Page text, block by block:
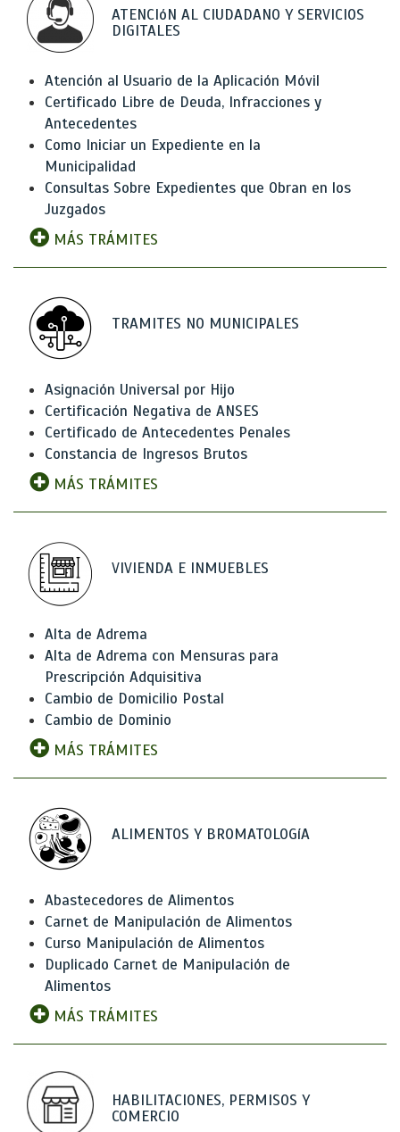
ATENCIóN AL CIUDADANO Y SERVICIOS
DIGITALES
Atención al Usuario de la Aplicación Móvil
Certificado Libre de Deuda, Infracciones y
Antecedentes
Como Iniciar un Expediente en la
Municipalidad
Consultas Sobre Expedientes que Obran en los
Juzgados
MÁS TRÁMITES
TRAMITES NO MUNICIPALES
Asignación Universal por Hijo
Certificación Negativa de ANSES
Certificado de Antecedentes Penales
Constancia de Ingresos Brutos
MÁS TRÁMITES
VIVIENDA E INMUEBLES
Alta de Adrema
Alta de Adrema con Mensuras para
Prescripción Adquisitiva
Cambio de Domicilio Postal
Cambio de Dominio
MÁS TRÁMITES
ALIMENTOS Y BROMATOLOGíA
Abastecedores de Alimentos
Carnet de Manipulación de Alimentos
Curso Manipulación de Alimentos
Duplicado Carnet de Manipulación de
Alimentos
MÁS TRÁMITES
HABILITACIONES, PERMISOS Y
COMERCIO